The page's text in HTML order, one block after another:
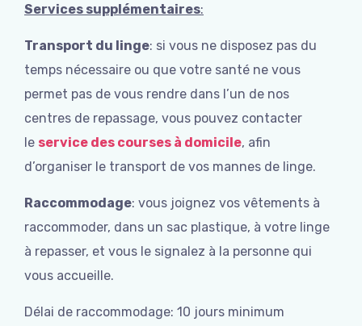
Services supplémentaires:
Transport du linge: si vous ne disposez pas du
temps nécessaire ou que votre santé ne vous
permet pas de vous rendre dans l’un de nos
centres de repassage, vous pouvez contacter
le service des courses à domicile, afin
d’organiser le transport de vos mannes de linge.
Raccommodage: vous joignez vos vêtements à
raccommoder, dans un sac plastique, à votre linge
à repasser, et vous le signalez à la personne qui
vous accueille.
Délai de raccommodage: 10 jours minimum